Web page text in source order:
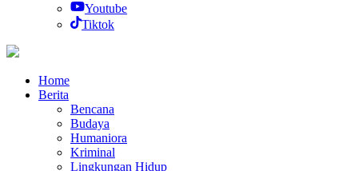
Youtube
Tiktok
Home
Berita
Bencana
Budaya
Humaniora
Kriminal
Lingkungan Hidup